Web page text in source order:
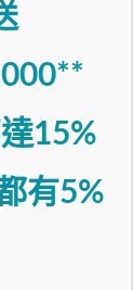
15%
有5%